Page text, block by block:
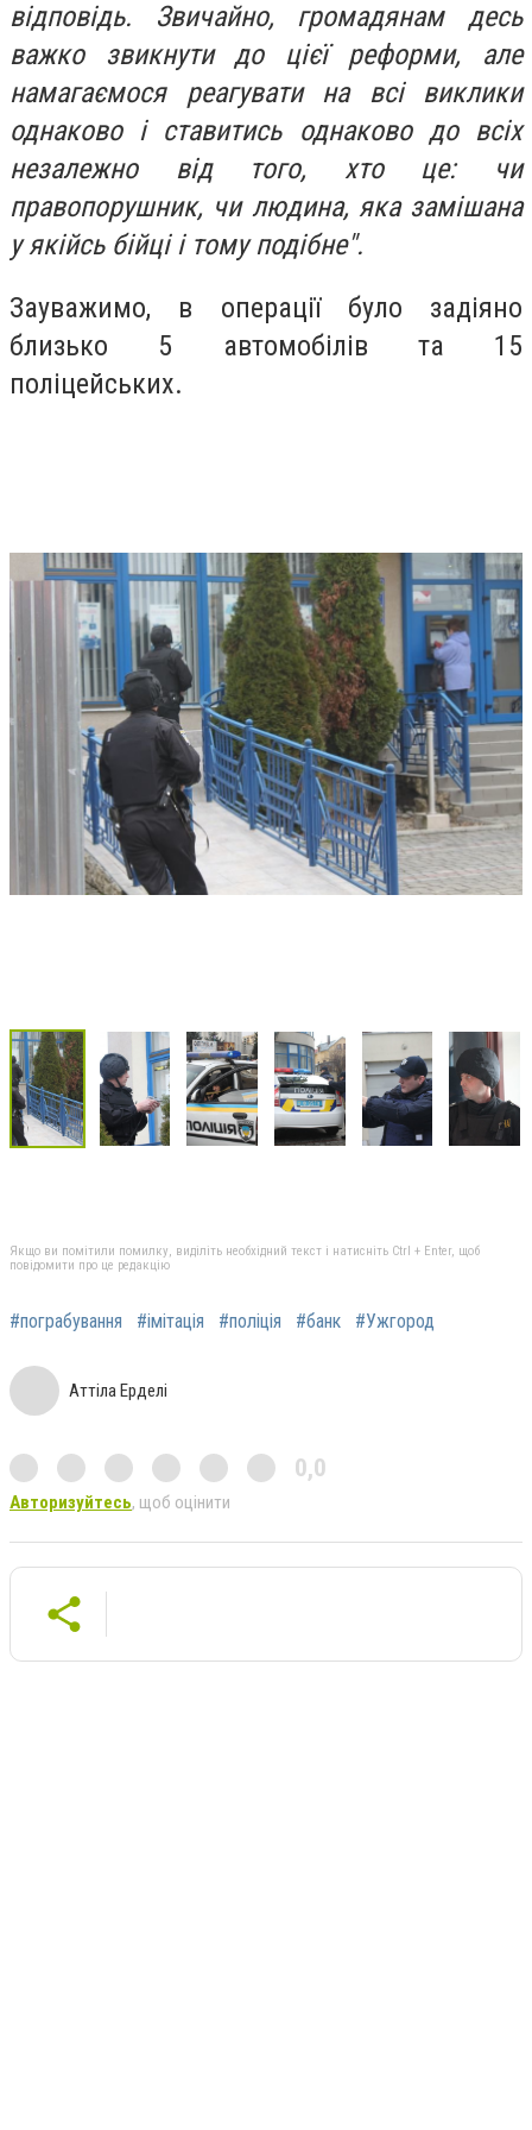
відповідь. Звичайно, громадянам десь
важко звикнути до цієї реформи, але
намагаємося реагувати на всі виклики
однаково і ставитись однаково до всіх
незалежно від того, хто це: чи
правопорушник, чи людина, яка замішана
у якійсь бійці і тому подібне".
Зауважимо, в операції було задіяно
близько 5 автомобілів та 15
поліцейських.
Якщо ви помітили помилку, виділіть необхідний текст і натисніть Ctrl + Enter, щоб
повідомити про це редакцію
#пограбування #імітація #поліція #банк #Ужгород
Аттіла Ерделі
0,0
Авторизуйтесь, щоб оцінити